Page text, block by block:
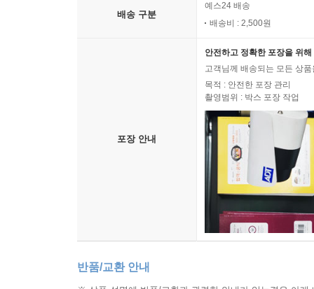
배송 구분
예스24 배송
배송비 : 2,500원
포장 안내
안전하고 정확한 포장을 위
고객님께 배송되는 모든 상
목적 : 안전한 포장 관리
촬영범위 : 박스 포장 작업
반품/교환 안내